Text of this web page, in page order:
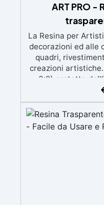
ART PRO -
La Resina per
decorazioni ed alle
quadri,
creazioni
3:2) protetta
speciali filtri UV
mantenendo i
in 12-24h